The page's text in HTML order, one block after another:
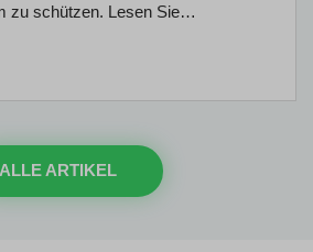
zu schützen. Lesen Sie…
ALLE ARTIKEL